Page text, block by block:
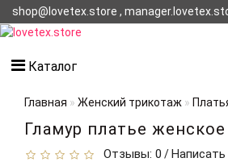
shop@lovetex.store ,
Каталог
Главная Женский трикотаж
Гламур платье
Отзывы: 0 /